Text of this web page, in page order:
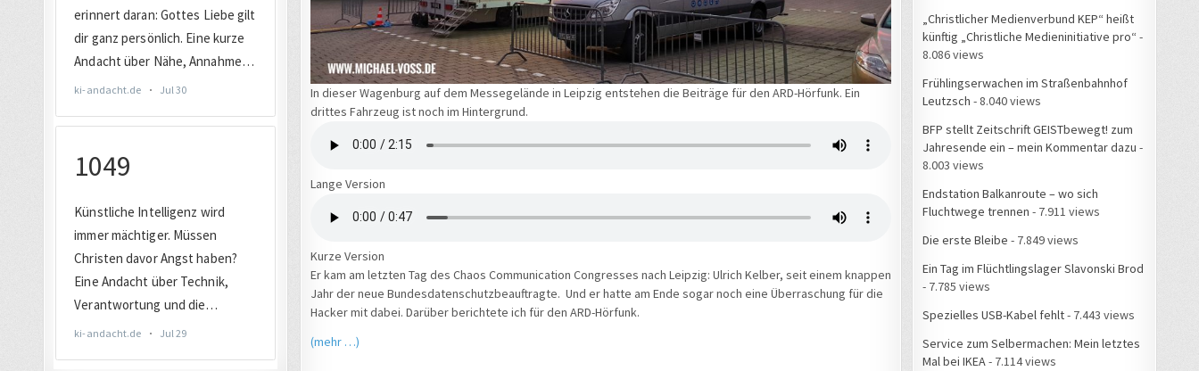
In dieser Wagenburg auf dem Messegelände in Leipzig entstehen die Beiträge für den ARD-Hörfunk. Ein
drittes Fahrzeug ist noch im Hintergrund.
Lange Version
Kurze Version
Er kam am letzten Tag des Chaos Communication Congresses nach Leipzig: Ulrich Kelber, seit einem knappen
Jahr der neue Bundesdatenschutzbeauftragte. Und er hatte am Ende sogar noch eine Überraschung für die
Hacker mit dabei. Darüber berichtete ich für den ARD-Hörfunk.
(mehr …)
„Christlicher Medienverbund KEP“ heißt
künftig „Christliche Medieninitiative pro“ -
8.086 views
Frühlingserwachen im Straßenbahnhof
Leutzsch - 8.040 views
BFP stellt Zeitschrift GEISTbewegt! zum
Jahresende ein – mein Kommentar dazu -
8.003 views
Endstation Balkanroute – wo sich
Fluchtwege trennen - 7.911 views
Die erste Bleibe - 7.849 views
Ein Tag im Flüchtlingslager Slavonski Brod
- 7.785 views
Spezielles USB-Kabel fehlt- 7.443 views
Service zum Selbermachen: Mein letztes
Mal bei IKEA- 7.114 views